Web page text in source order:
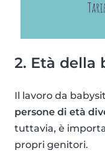
2. Età della
Il lavoro da
persone di età
tuttavia, è
propri genitori.